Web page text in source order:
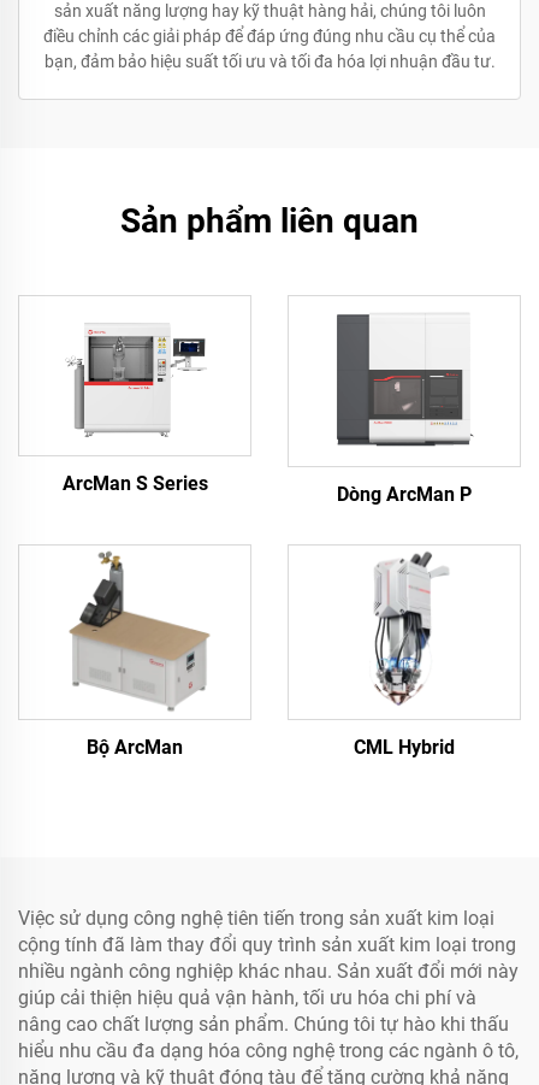
sản xuất năng lượng hay kỹ thuật hàng hải, chúng tôi luôn
điều chỉnh các giải pháp để đáp ứng đúng nhu cầu cụ thể của
bạn, đảm bảo hiệu suất tối ưu và tối đa hóa lợi nhuận đầu tư.
Sản phẩm liên quan
ArcMan S Series Dòng ArcMan P
Bộ ArcMan CML Hybrid
Việc sử dụng công nghệ tiên tiến trong sản xuất kim loại
cộng tính đã làm thay đổi quy trình sản xuất kim loại trong
nhiều ngành công nghiệp khác nhau. Sản xuất đổi mới này
giúp cải thiện hiệu quả vận hành, tối ưu hóa chi phí và
nâng cao chất lượng sản phẩm. Chúng tôi tự hào khi thấu
hiểu nhu cầu đa dạng hóa công nghệ trong các ngành ô tô,
năng lượng và kỹ thuật đóng tàu để tăng cường khả năng